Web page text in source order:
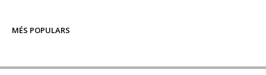
MÉS POPULARS